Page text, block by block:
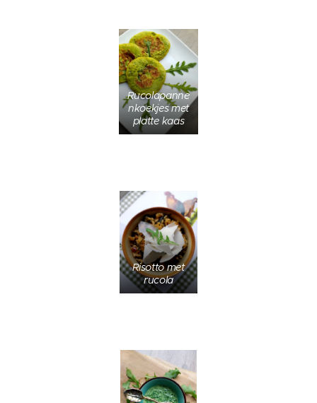
Rucolapanne
nkoekjes met
platte kaas
Risotto met
rucola